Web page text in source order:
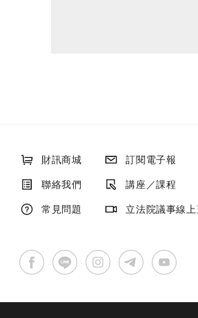
財訊商城
訂閱電子報
聯絡我們
講座／課程
常見問題
立法院議事線